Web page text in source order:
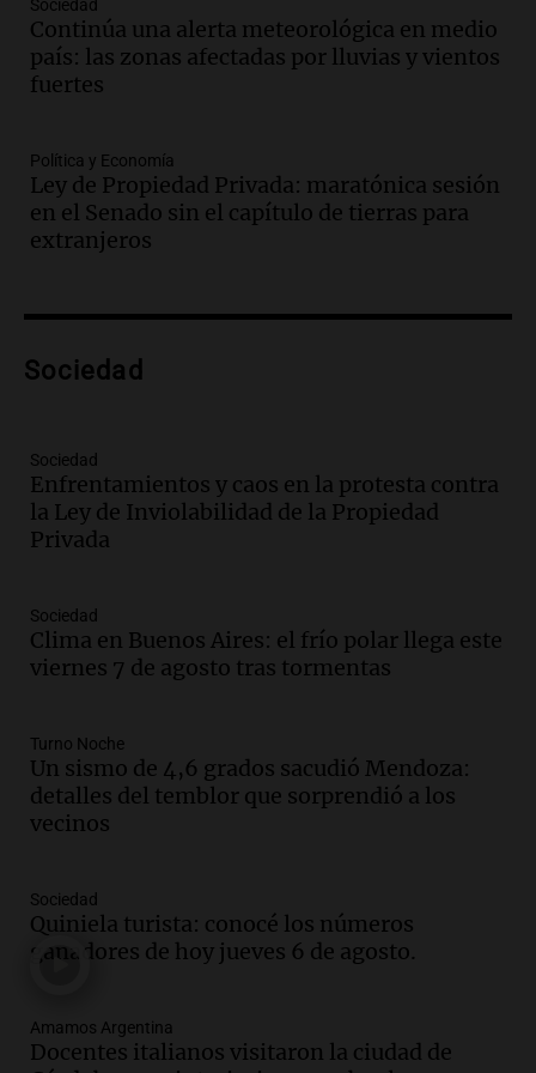
ostentación de millonarios
Amamos Argentina
Episodios
avanza con testimonios clave sobre el
accidente en Villa Dolores
Panorama Federal
Episodios
tributo todos los jueves
Episodios
sea, va a ser lindo”
La Cadena del Gol
Episodios
Audio.
mano es muy peligroso”
La Argentina, hoy
Episodios
sobre los parques educativos
Amamos Argentina
Episodios
Audio.
durante la primavera
Informados al regreso
Episodios
tras fuertes vientos
Panorama Federal
Sociedad
Continúa una alerta meteorológica en medio
país: las zonas afectadas por lluvias y vientos
fuertes
Política y Economía
Ley de Propiedad Privada: maratónica sesión
en el Senado sin el capítulo de tierras para
extranjeros
Sociedad
Sociedad
Enfrentamientos y caos en la protesta contra
la Ley de Inviolabilidad de la Propiedad
Privada
Sociedad
Clima en Buenos Aires: el frío polar llega este
viernes 7 de agosto tras tormentas
Turno Noche
Un sismo de 4,6 grados sacudió Mendoza:
detalles del temblor que sorprendió a los
vecinos
Sociedad
Quiniela turista: conocé los números
ganadores de hoy jueves 6 de agosto.
Amamos Argentina
Docentes italianos visitaron la ciudad de